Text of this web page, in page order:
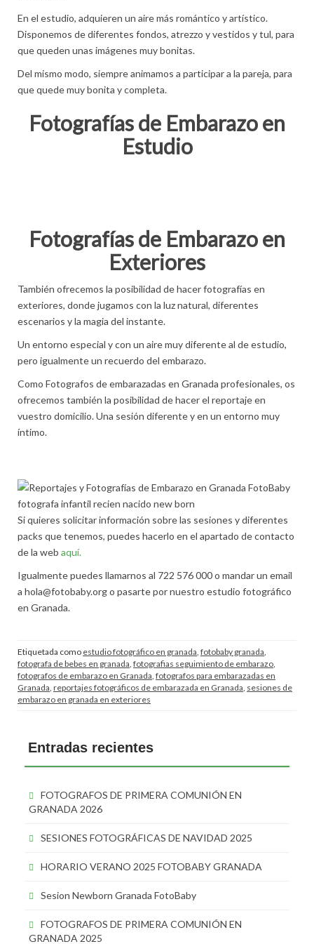
En el estudio, adquieren un aire más romántico y artístico.
Disponemos de diferentes fondos, atrezzo y vestidos y tul, para
que queden unas imágenes muy bonitas.
Del mismo modo, siempre animamos a participar a la pareja, para
que quede muy bonita y completa.
Fotografías de Embarazo en
Estudio
Fotografías de Embarazo en
Exteriores
También ofrecemos la posibilidad de hacer fotografías en
exteriores, donde jugamos con la luz natural, diferentes
escenarios y la magia del instante.
Un entorno especial y con un aire muy diferente al de estudio,
pero igualmente un recuerdo del embarazo.
Como Fotografos de embarazadas en Granada profesionales, os
ofrecemos también la posibilidad de hacer el reportaje en
vuestro domicilio. Una sesión diferente y en un entorno muy
íntimo.
Si quieres solicitar información sobre las sesiones y diferentes
packs que tenemos, puedes hacerlo en el apartado de contacto
de la web aquí.
Igualmente puedes llamarnos al 722 576 000 o mandar un email
a hola@fotobaby.org o pasarte por nuestro estudio fotográfico
en Granada.
Etiquetada como estudio fotográfico en granada, fotobaby granada,
fotografa de bebes en granada, fotografias seguimiento de embarazo,
fotografos de embarazo en Granada, fotografos para embarazadas en
Granada, reportajes fotográficos de embarazada en Granada, sesiones de
embarazo en granada en exteriores
Entradas recientes
FOTOGRAFOS DE PRIMERA COMUNIÓN EN
GRANADA 2026
SESIONES FOTOGRÁFICAS DE NAVIDAD 2025
HORARIO VERANO 2025 FOTOBABY GRANADA
Sesion Newborn Granada FotoBaby
FOTOGRAFOS DE PRIMERA COMUNIÓN EN
GRANADA 2025